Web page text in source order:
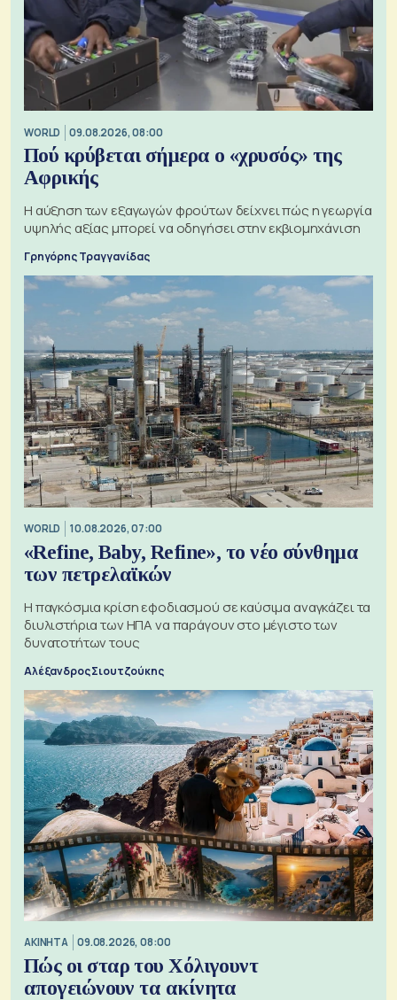
WORLD 09.08.2026, 08:00
Πού κρύβεται σήμερα ο «χρυσός» της
Αφρικής
Η αύξηση των εξαγωγών φρούτων δείχνει πώς η γεωργία
υψηλής αξίας μπορεί να οδηγήσει στην εκβιομηχάνιση
Γρηγόρης Τραγγανίδας
WORLD 10.08.2026, 07:00
«Refine, Baby, Refine», το νέο σύνθημα
των πετρελαϊκών
Η παγκόσμια κρίση εφοδιασμού σε καύσιμα αναγκάζει τα
διυλιστήρια των ΗΠΑ να παράγουν στο μέγιστο των
δυνατοτήτων τους
Αλέξανδρος Σιουτζούκης
ΑΚΙΝΗΤΑ 09.08.2026, 08:00
Πώς οι σταρ του Χόλιγουντ
απογειώνουν τα ακίνητα